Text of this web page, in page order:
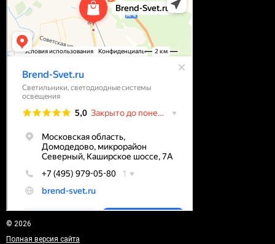
© 2026
Полная версия сайта